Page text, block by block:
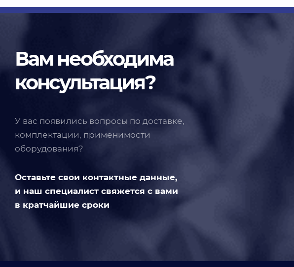
Вам необходима
консультация?
У вас появились вопросы по доставке,
комплектации, применимости
оборудования?
Оставьте свои контактные данные,
и наш специалист свяжется с вами
в кратчайшие сроки